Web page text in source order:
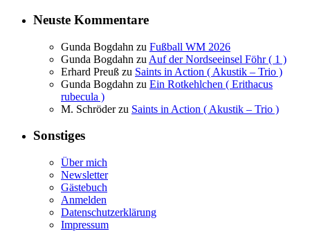
Neuste Kommentare
Gunda Bogdahn zu Fußball WM 2026
Gunda Bogdahn zu Auf der Nordseeinsel Föhr ( 1 )
Erhard Preuß zu Saints in Action ( Akustik – Trio )
Gunda Bogdahn zu Ein Rotkehlchen ( Erithacus
rubecula )
M. Schröderzu Saints in Action ( Akustik – Trio )
Sonstiges
Über mich
Newsletter
Gästebuch
Anmelden
Datenschutzerklärung
Impressum